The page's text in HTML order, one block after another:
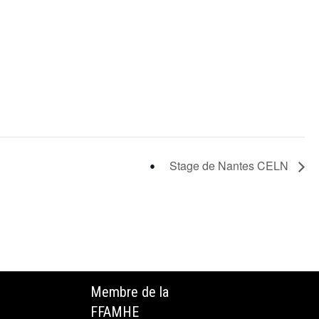
Stage de Nantes CELN
Membre de la
FFAMHE